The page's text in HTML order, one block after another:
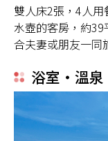
雙人床2張，4人
水壺的客房，約
合夫妻或朋友一同
浴室・溫泉